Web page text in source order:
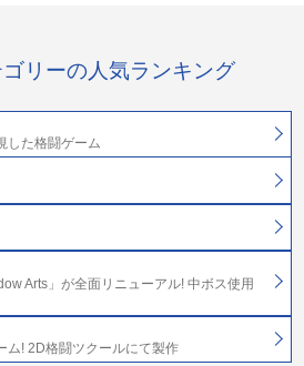
ゴリーの人気ランキング
した格闘ゲーム
Arts」が全面リニューアル! 中ボス使用
ム! 2D格闘ツクールにて製作